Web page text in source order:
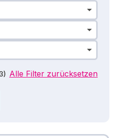
Alle Filter zurücksetzen